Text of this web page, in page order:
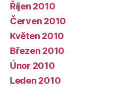
Říjen 2010
Červen 2010
Květen 2010
Březen 2010
Únor 2010
Leden 2010